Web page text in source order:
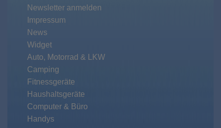
Newsletter anmelden
Impressum
News
Widget
Auto, Motorrad & LKW
Camping
Fitnessgeräte
Haushaltsgeräte
Computer & Büro
Handys